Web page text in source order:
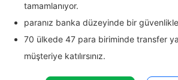
tamamlanıyor.
paranız banka düzeyinde bir
70 ülkede 47 para biriminde transfer
müşteriye katılırsınız.